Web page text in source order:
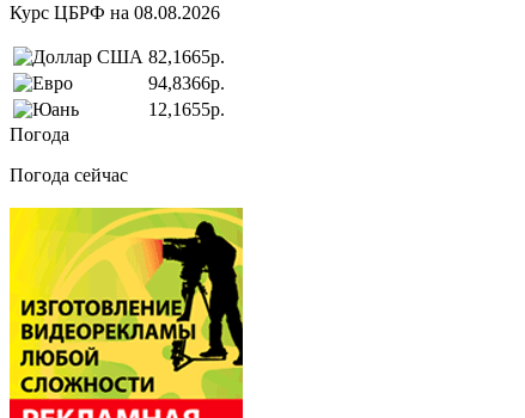
Курс ЦБРФ на 08.08.2026
82,1665р.
94,8366р.
12,1655р.
Погода
Погода сейчас